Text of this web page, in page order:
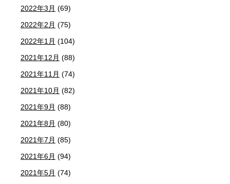
2022年3月 (69)
2022年2月 (75)
2022年1月 (104)
2021年12月 (88)
2021年11月 (74)
2021年10月 (82)
2021年9月 (88)
2021年8月 (80)
2021年7月 (85)
2021年6月 (94)
2021年5月 (74)